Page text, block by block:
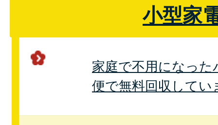
小型家
家庭で不用になっ
便で無料回収してい